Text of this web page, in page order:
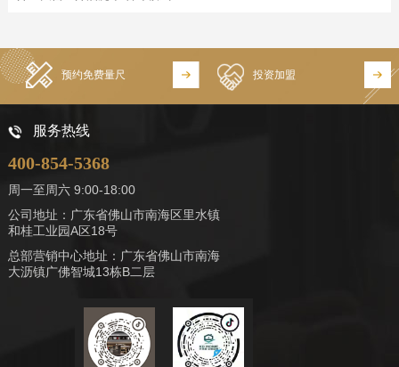
预约免费量尺 投资加盟
服务热线
400-854-5368
周一至周六 9:00-18:00
公司地址：广东省佛山市南海区里水镇
和桂工业园A区18号
总部营销中心地址：广东省佛山市南海
大沥镇广佛智城13栋B二层